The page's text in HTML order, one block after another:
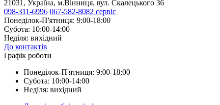
21031, Україна, м.Вінниця, вул. Скалецького 36
098-311-6996 067-582-8082 сервіс
Понеділок-П'ятниця: 9:00-18:00
Субота: 10:00-14:00
Неділя: вихідний
До контактів
Графік роботи
Понеділок-П'ятниця: 9:00-18:00
Субота: 10:00-14:00
Неділя: вихідний